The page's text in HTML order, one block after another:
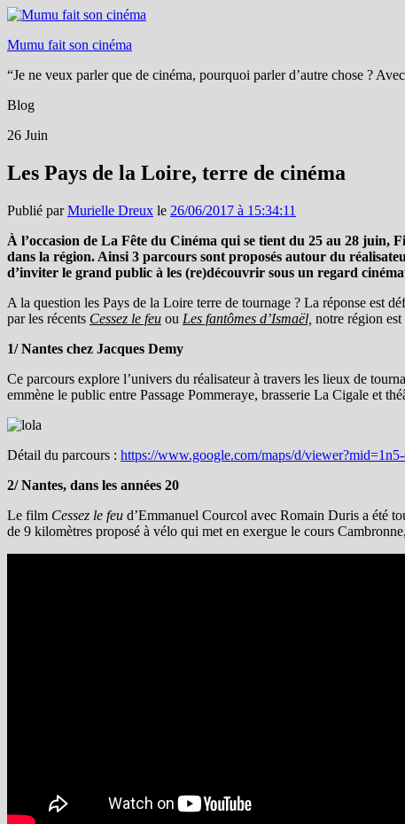
Mumu fait son cinéma
“Je ne veux parler que de cinéma, pourquoi parler d’autre chose ?
Blog
26 Juin
Les Pays de la Loire, terre de cinéma
Publié parMurielle Dreux le 26/06/2017 à 15:34:11
À l’occasion de La Fête du Cinéma qui se tient du 25 au 28 juin,
dans la région. Ainsi 3 parcours sont proposés autour du
d’inviter le grand public à les (re)découvrir sous un regard
A la question les Pays de la Loire terre de tournage ? La réponse est
par les récents Cessez le feu ou Les fantômes d’Ismaël, notre région
1/ Nantes chez Jacques Demy
Ce parcours explore l’univers du réalisateur à travers les lieux de
emmène le public entre Passage Pommeraye, brasserie La Cigale et
Détail du parcours : https://www.google.com/maps/d/
2/ Nantes, dans les années 20
Le film Cessez le feu d’Emmanuel Courcol avec Romain Duris a été
de 9 kilomètres proposé à vélo qui met en exergue le cours